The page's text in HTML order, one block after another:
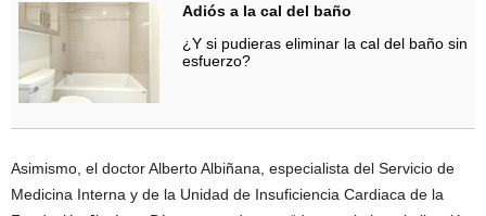
Adiós a la cal del baño
¿Y si pudieras eliminar la cal del baño sin
esfuerzo?
Asimismo, el doctor Alberto Albiñana, especialista del Servicio de
Medicina Interna y de la Unidad de Insuficiencia Cardiaca de la